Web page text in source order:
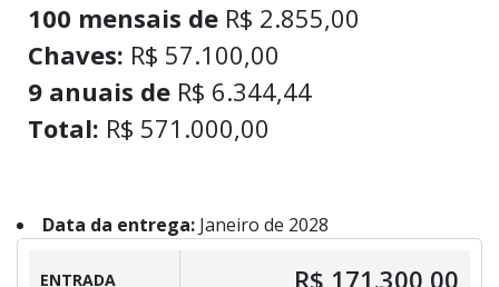
100 mensais de R$ 2.855,00
Chaves: R$ 57.100,00
9 anuais de R$ 6.344,44
Total: R$ 571.000,00
Data da entrega: Janeiro de 2028
ENTRADA R$ 171.300,00